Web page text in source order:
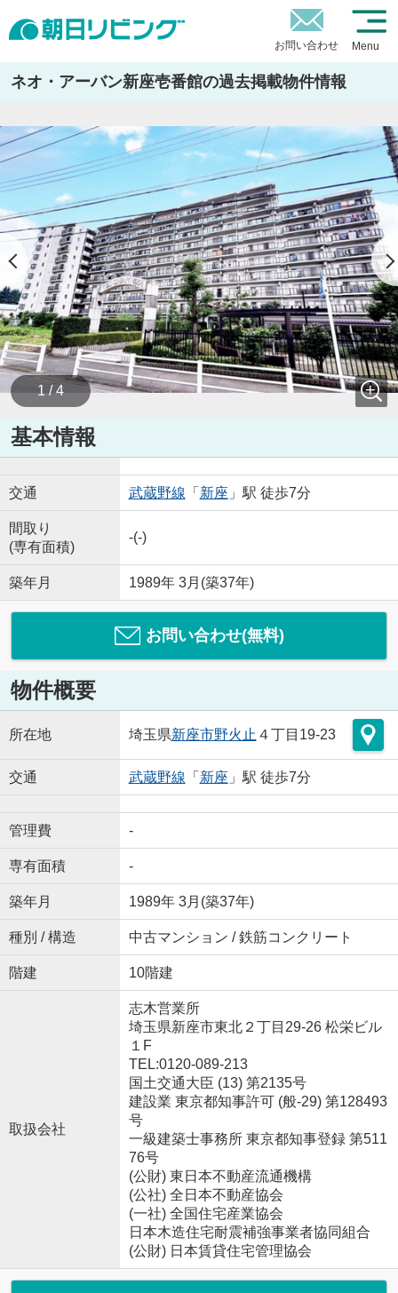
お問い合わせ Menu
ネオ・アーバン新座壱番館の過去掲載物件情報
1 / 4
基本情報
交通 武蔵野線 「 新座 」駅 徒歩7分
間取り
(専有面積)
-(-)
築年月 1989年 3月(築37年)
お問い合わせ(無料)
物件概要
所在地 埼玉県新座市野火止 ４丁目19-23
交通 武蔵野線 「 新座 」駅 徒歩7分
管理費 -
専有面積 -
築年月 1989年 3月(築37年)
種別 / 構造 中古マンション / 鉄筋コンクリート
階建 10階建
取扱会社
志木営業所
埼玉県新座市東北２丁目29-26 松栄ビル
１F
TEL:0120-089-213
国土交通大臣 (13) 第2135号
建設業 東京都知事許可 (般-29) 第128493
号
一級建築士事務所 東京都知事登録 第511
76号
(公財) 東日本不動産流通機構
(公社) 全日本不動産協会
(一社) 全国住宅産業協会
日本木造住宅耐震補強事業者協同組合
(公財) 日本賃貸住宅管理協会